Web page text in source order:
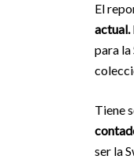
El
actual.
para la
Tiene
ser la